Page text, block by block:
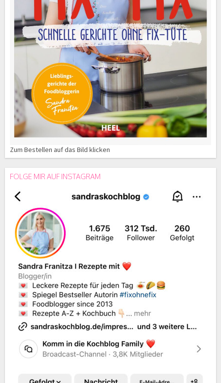
Zum Bestellen auf das Bild klicken
FOLGE MIR AUF INSTAGRAM